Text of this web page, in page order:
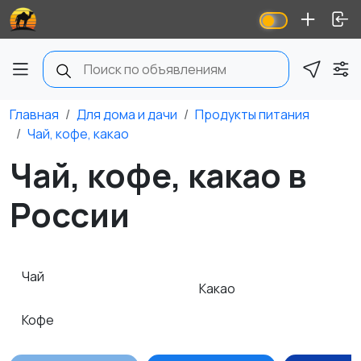
Главная Для дома и дачи
Продукты питания
Чай, кофе, какао
Чай, кофе, какао в
России
Чай
Кофе
Какао